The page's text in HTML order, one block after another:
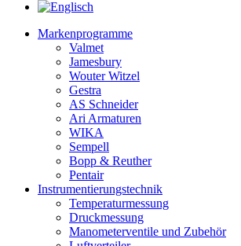
Markenprogramme
Valmet
Jamesbury
Wouter Witzel
Gestra
AS Schneider
Ari Armaturen
WIKA
Sempell
Bopp & Reuther
Pentair
Instrumentierungs­technik
Temperaturmessung
Druckmessung
Manometerventile und Zubehör